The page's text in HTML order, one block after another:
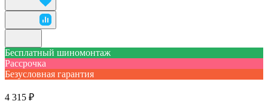
Бесплатный шиномонтаж
Рассрочка
Безусловная гарантия
4 315 ₽